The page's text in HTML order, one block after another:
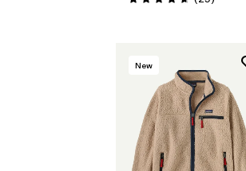
Valoración: 4.7 / 5
New